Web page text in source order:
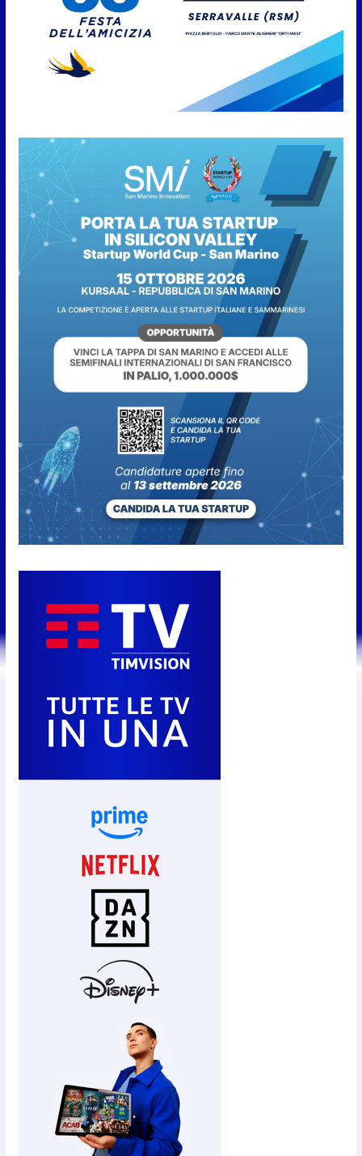
Protezione Civile San Marino.
Incendi boschivi: attivazione
della fase preliminare di
preallarme, dal 3 al 9 agosto
6 Agosto 2026